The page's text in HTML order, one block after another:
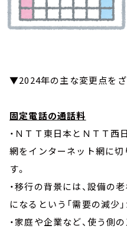
▼2024年の主な変更点をざ
固定電話の通話料
・ＮＴＴ東日本とＮＴＴ
網をインターネット網に
す。
・移行の背景には、設備の
になるという「需要の減少
・家庭や企業など、使う側